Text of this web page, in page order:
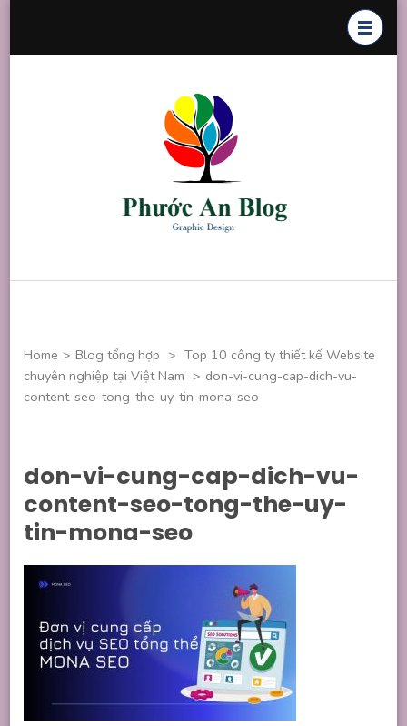
Home > Blog tổng hợp > Top 10 công ty thiết kế Website
chuyên nghiệp tại Việt Nam > don-vi-cung-cap-dich-vu-
content-seo-tong-the-uy-tin-mona-seo
don-vi-cung-cap-dich-vu-
content-seo-tong-the-uy-
tin-mona-seo